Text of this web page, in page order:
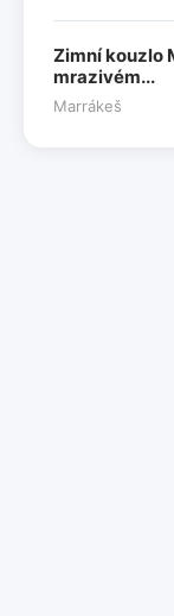
Zimní kouzlo
mrazivém...
Marrákeš